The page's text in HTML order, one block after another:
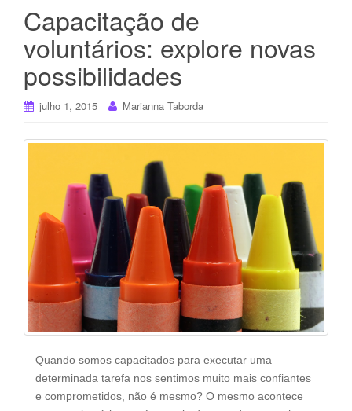
Capacitação de
voluntários: explore novas
possibilidades
julho 1, 2015 Marianna Taborda
Quando somos capacitados para executar uma
determinada tarefa nos sentimos muito mais confiantes
e comprometidos, não é mesmo? O mesmo acontece